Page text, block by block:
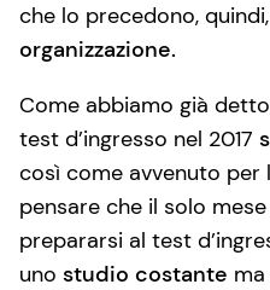
che lo precedono,
organizzazione.
Come abbiamo già
test d’ingresso nel 2017
così come avvenuto per
pensare che il solo
prepararsi al test
uno studio costante